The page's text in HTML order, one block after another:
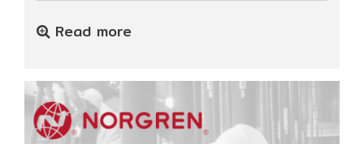
Read more